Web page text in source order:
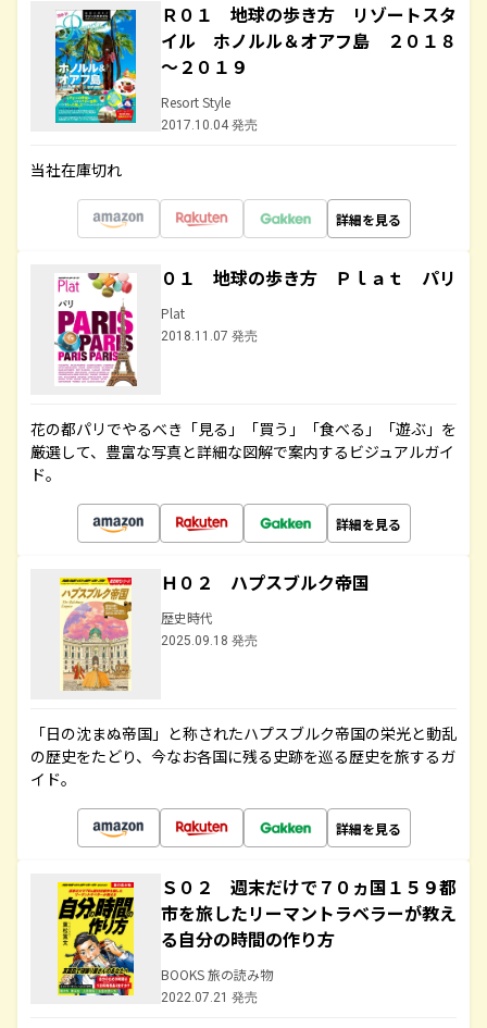
Ｒ０１ 地球の歩き方 リゾートスタ
イル ホノルル＆オアフ島 ２０１８
～２０１９
Resort Style
2017.10.04 発売
当社在庫切れ
詳細を見る
０１ 地球の歩き方 Ｐｌａｔ パリ
Plat
2018.11.07 発売
花の都パリでやるべき「見る」「買う」「食べる」「遊ぶ」を
厳選して、豊富な写真と詳細な図解で案内するビジュアルガイ
ド。
詳細を見る
Ｈ０２ ハプスブルク帝国
歴史時代
2025.09.18 発売
「日の沈まぬ帝国」と称されたハプスブルク帝国の栄光と動乱
の歴史をたどり、今なお各国に残る史跡を巡る歴史を旅するガ
イド。
詳細を見る
Ｓ０２ 週末だけで７０ヵ国１５９都
市を旅したリーマントラベラーが教え
る自分の時間の作り方
BOOKS 旅の読み物
2022.07.21 発売